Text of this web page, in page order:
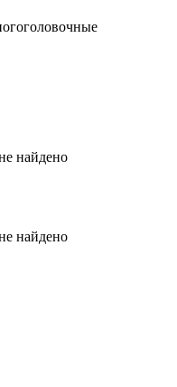
найдено
найдено